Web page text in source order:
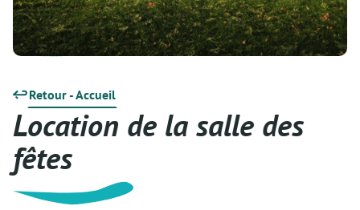
Retour - Accueil
Location de la salle des
fêtes